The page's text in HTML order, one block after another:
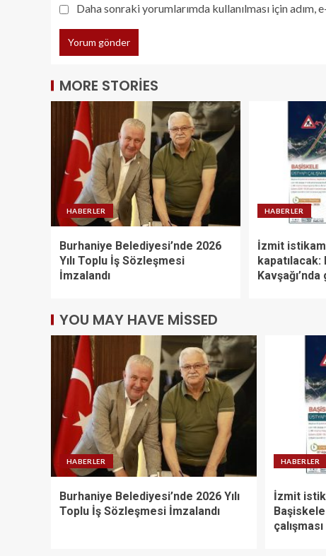
Daha sonraki yorumlarımda kullanılması için
MORE STORIES
HABERLER
Burhaniye Belediyesi’nde 2026
Yılı Toplu İş Sözleşmesi
İmzalandı
HABERLER
İzmit
kapatılacak:
YOU MAY HAVE MISSED
HABERLER
Burhaniye Belediyesi’nde 2026 Yılı
Toplu İş Sözleşmesi İmzalandı
HABERLER
İzmit
Başiskele
çalışması